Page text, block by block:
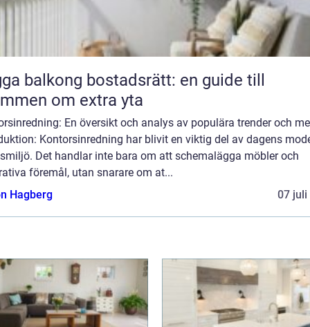
balkong bostadsrätt: en guide till
om extra yta
En översikt och analys av populära trender och
Kontorsinredning har blivit en viktig del av dagens
Det handlar inte bara om att schemalägga möbler och
föremål, utan snarare om at...
Hagberg
07 juli